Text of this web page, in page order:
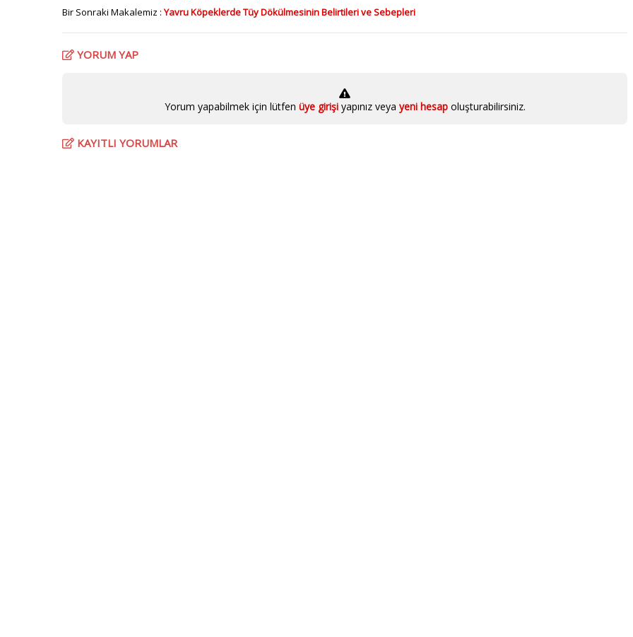
Bir Sonraki Makalemiz :Yavru Köpeklerde Tüy Dökülmesinin Belirtileri ve Sebepleri
YORUM YAP
Yorum yapabilmek için lütfen üye girişi yapınız veya yeni hesapoluşturabilirsiniz.
KAYITLI YORUMLAR